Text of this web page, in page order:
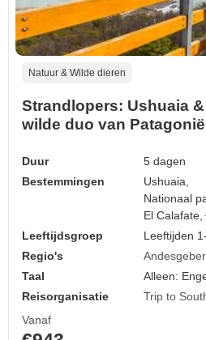
Natuur & Wilde dieren
Strandlopers: Ushuaia
wilde duo van Patagonië
Duur
5 dagen
Bestemmingen
Ushuaia,
Nationaal
El Calafate,
Leeftijdsgroep
Leeftijden
Regio's
Taal
Alleen:
Reisorganisatie
Trip to
Vanaf